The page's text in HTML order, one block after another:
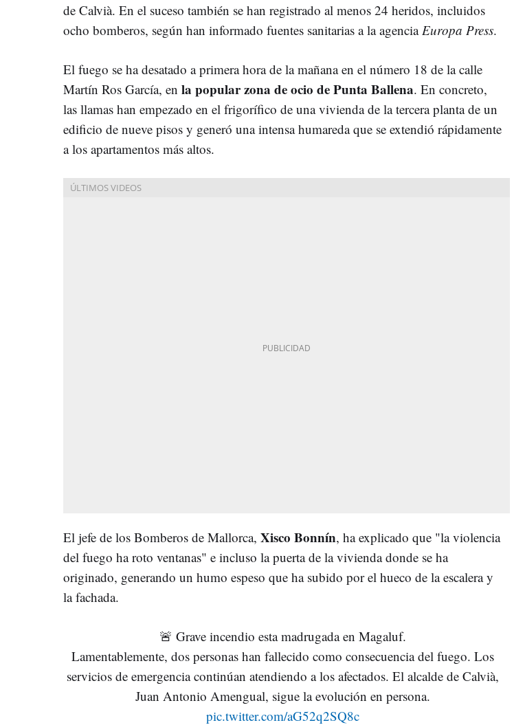
de Calvià. En el suceso también se han registrado al menos 24 heridos, incluidos
ocho bomberos, según han informado fuentes sanitarias a la agencia Europa Press.
El fuego se ha desatado a primera hora de la mañana en el número 18 de la calle
Martín Ros García, en la popular zona de ocio de Punta Ballena. En concreto,
las llamas han empezado en el frigorífico de una vivienda de la tercera planta de un
edificio de nueve pisos y generó una intensa humareda que se extendió rápidamente
a los apartamentos más altos.
El jefe de los Bomberos de Mallorca, Xisco Bonnín, ha explicado que "la violencia
del fuego ha roto ventanas" e incluso la puerta de la vivienda donde se ha
originado, generando un humo espeso que ha subido por el hueco de la escalera y
la fachada.
🚨 Grave incendio esta madrugada en Magaluf.
Lamentablemente, dos personas han fallecido como consecuencia del fuego. Los
servicios de emergencia continúan atendiendo a los afectados. El alcalde de Calvià,
Juan Antonio Amengual, sigue la evolución en persona.
pic.twitter.com/aG52q2SQ8c